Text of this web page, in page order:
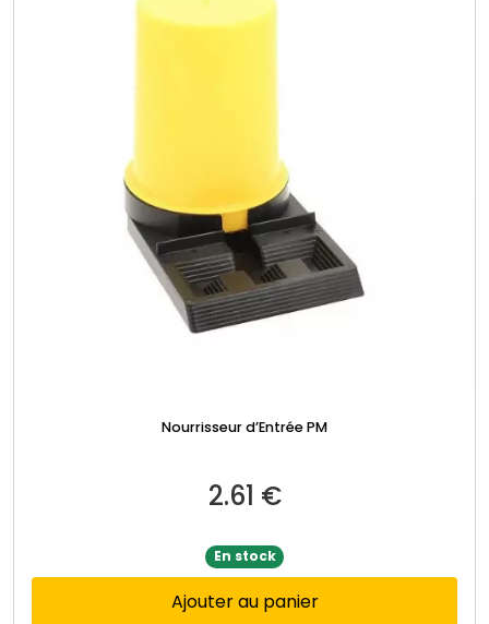
Nourrisseur d’Entrée PM
2.61 €
En stock
Ajouter au panier